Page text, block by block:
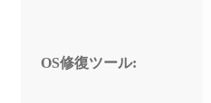
OS修復ツール: